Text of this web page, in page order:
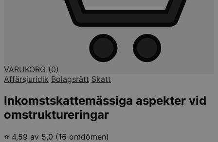
VARUKORG (0)
Affärsjuridik Bolagsrätt Skatt
Inkomstskattemässiga aspekter vid
omstruktureringar
⭐ 4,59 av 5,0 (16 omdömen)